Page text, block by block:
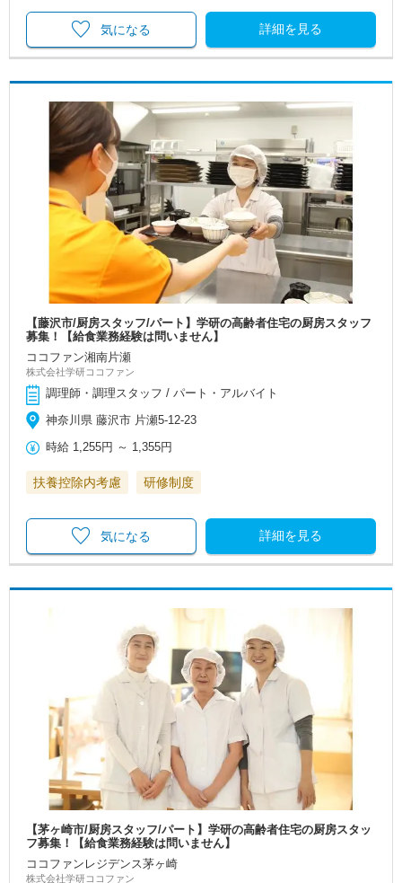
詳細を見る
気になる
【藤沢市/厨房スタッフ/パート】学研の高齢者住宅の厨房スタッフ
募集！【給食業務経験は問いません】
ココファン湘南片瀬
株式会社学研ココファン
調理師・調理スタッフ / パート・アルバイト
神奈川県 藤沢市 片瀬5-12-23
時給 1,255円 ～ 1,355円
扶養控除内考慮 研修制度
詳細を見る
気になる
【茅ヶ崎市/厨房スタッフ/パート】学研の高齢者住宅の厨房スタッ
フ募集！【給食業務経験は問いません】
ココファンレジデンス茅ヶ崎
株式会社学研ココファン